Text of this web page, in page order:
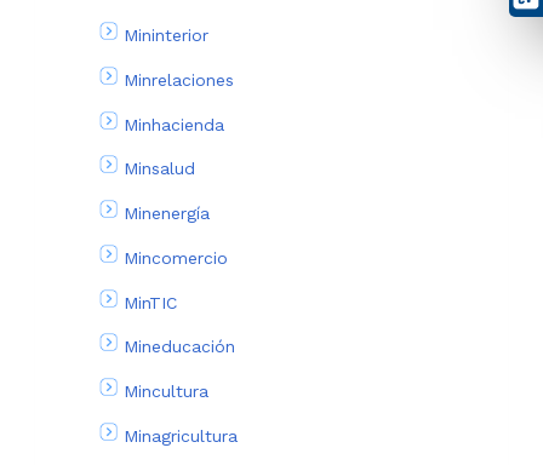
Mininterior
Minrelaciones
Minhacienda
Minsalud
Minenergía
Mincomercio
MinTIC
Mineducación
Mincultura
Minagricultura